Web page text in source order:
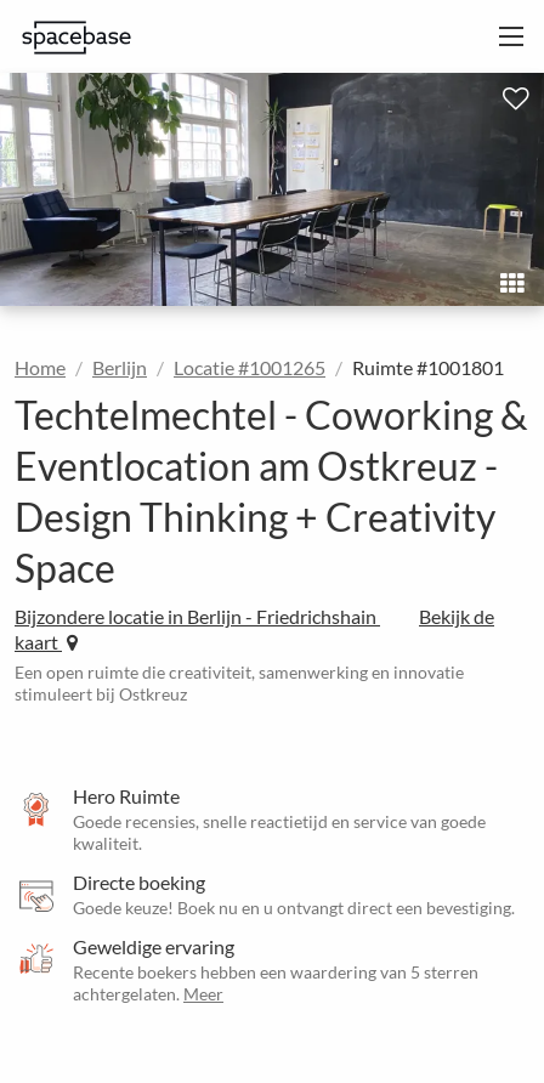
Home Berlijn Locatie #1001265 Ruimte #1001801
Techtelmechtel - Coworking &
Eventlocation am Ostkreuz -
Design Thinking + Creativity
Space
Bijzondere locatie in Berlijn - Friedrichshain
Bekijk de
kaart
Een open ruimte die creativiteit, samenwerking en innovatie
stimuleert bij Ostkreuz
Hero Ruimte
Goede recensies, snelle reactietijd en service van goede
kwaliteit.
Directe boeking
Goede keuze! Boek nu en u ontvangt direct een bevestiging.
Geweldige ervaring
Recente boekers hebben een waardering van 5 sterren
achtergelaten. Meer